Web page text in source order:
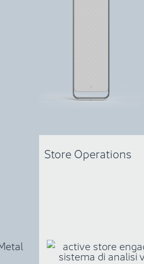
Store Operations